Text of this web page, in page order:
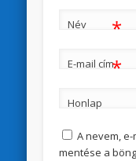
Név *
E-mail cím*
Honlap
A nevem,
mentése a